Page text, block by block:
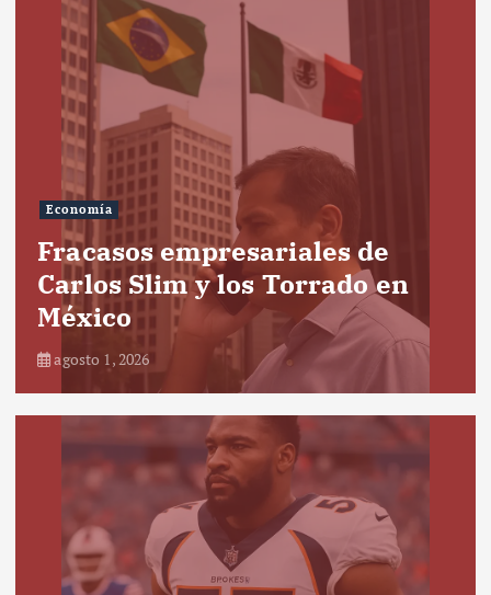
Economía
Fracasos empresariales de
Carlos Slim y los Torrado en
México
agosto 1, 2026